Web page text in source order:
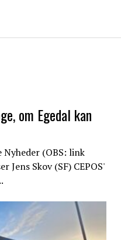
om Egedal kan
(OBS: link
Skov (SF) CEPOS'